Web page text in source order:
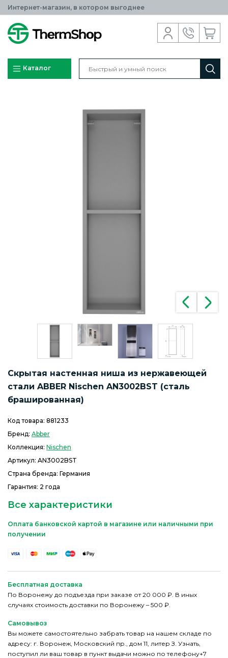
Интернет-магазин, в котором выгоднее
Каталог
Скрытая настенная ниша из нержавеющей
стали ABBER Nischen AN3002BST (сталь
брашированная)
Код товара: 881233
Бренд: Abber
Коллекция: Nischen
Артикул: AN3002BST
Страна бренда: Германия
Гарантия: 2 года
Все характеристики
Оплата банковской картой в магазине или наличными при
получении
Бесплатная доставка
По Воронежу до подъезда при заказе от 20 000 ₽. В иных
случаях стоимость доставки по Воронежу – 500 ₽.
Самовывоз
Вы можете самостоятельно забрать товар на нашем складе по
адресу: г. Воронеж, Московский пр., дом 11, литер З. Узнать,
поступил ли ваш товар в пункт выдачи можно по телефону+7